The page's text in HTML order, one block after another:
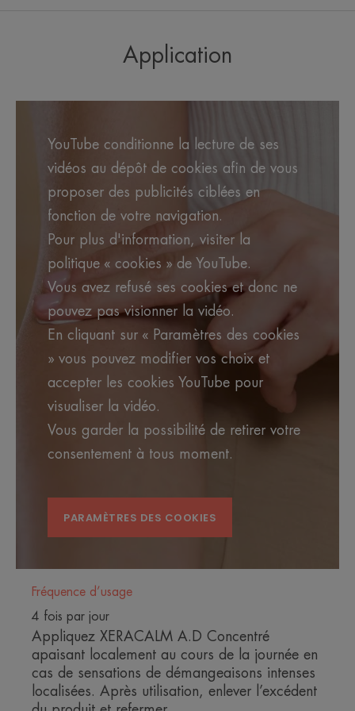
technologie unique permettant de maintenir stérile le
packaging protecteur exclusif parfaitement
respect optimal de la peau et du microbiome
cutané. Sans conservateurs, sans parfum, non
comédogène, formulé avec un minimum
d'ingrédients et élaboré en vue de minimiser les
risques de réactions allergiques, XeraCalm A.D
Concentré apaisant est idéal pour la peau des
nourrissons, des enfants et des adultes .
Le soin SOS en cas de
localisées pour un effet anti-
Avantages
Soin SOS en cas de démangeaisons intenses
localisées* et de pics de sécheresse sévère pour un
effet ANTI-GRATTAGE IMMÉDIAT.
Application
YouTube conditionne la lecture de ses
vidéos au dépôt de cookies afin de vous
proposer des publicités ciblées en
fonction de votre navigation.
Pour plus d'information, visiter la
politique « cookies » de YouTube.
Vous avez refusé ses cookies et donc ne
pouvez pas visionner la vidéo.
En cliquant sur « Paramètres des cookies
» vous pouvez modifier vos choix et
accepter les cookies YouTube pour
visualiser la vidéo.
Vous garder la possibilité de retirer votre
consentement à tous moment.
PARAMÈTRES DES COOKIES
Fréquence d’usage
4 fois par jour
Appliquez XERACALM A.D Concentré
apaisant localement au cours de la journée en
cas de sensations de démangeaisons intenses
localisées. Après utilisation, enlever l’excédent